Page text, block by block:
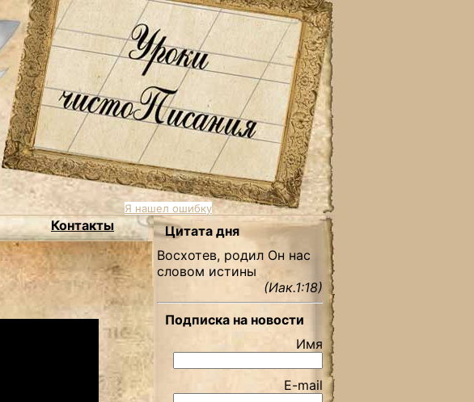
Я нашел ошибку
Контакты
Цитата дня
Восхотев, родил Он нас
словом истины
(Иак.1:18)
Подписка на новости
Имя
E-mail